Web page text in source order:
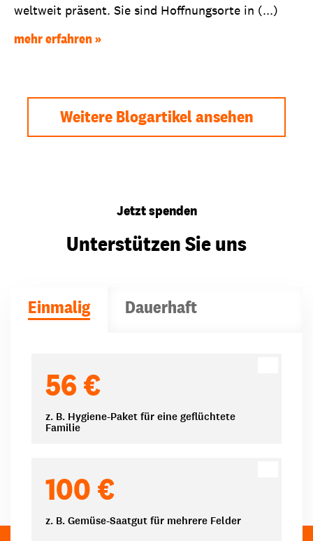
weltweit präsent. Sie sind Hoffnungsorte in (...)
mehr erfahren
Weitere Blogartikel ansehen
Jetzt spenden
Unterstützen Sie uns
Einmalig Dauerhaft
56 €
z. B. Hygiene-Paket für eine geflüchtete
Familie
100 €
z. B. Gemüse-Saatgut für mehrere Felder